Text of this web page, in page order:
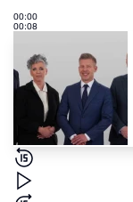
00:00
00:08